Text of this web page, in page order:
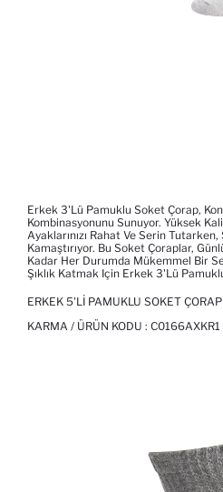
Erkek 3'lü Pamuklu Soket Çorap,
Kombinasyonunu Sunuyor. Yüksek
Ayaklarınızı Rahat Ve Serin Tutarken,
Kamaştırıyor. Bu Soket Çoraplar,
Kadar Her Durumda Mükemmel Bir
Şıklık Katmak Için Erkek 3'lü
ERKEK 5'LI PAMUKLU SOKET ÇORAP
KARMA / ÜRÜN KODU : C0166AXKR1